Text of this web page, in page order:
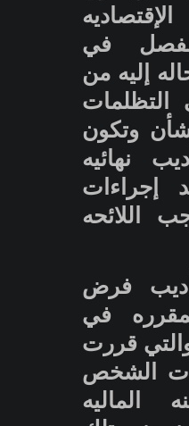
في
إليه من
وتكون
نهائيه
إجراءات
اللائحه
فرض
في
والتي قررت
الشخص
الماليه